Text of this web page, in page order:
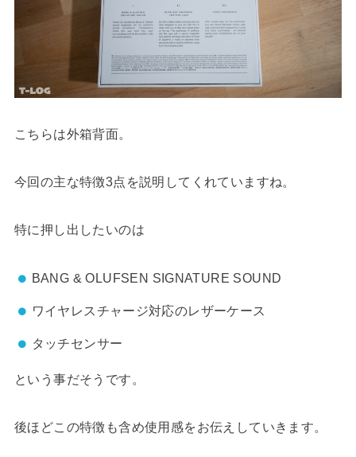
こちらは外箱背面。
今回の主な特徴3点を説明してくれていますね。
特に押し出したいのは
BANG & OLUFSEN SIGNATURE SOUND
ワイヤレスチャージ対応のレザーケース
タッチセンサー
という事だそうです。
後ほどこの特徴も含め使用感をお伝えしていきます。